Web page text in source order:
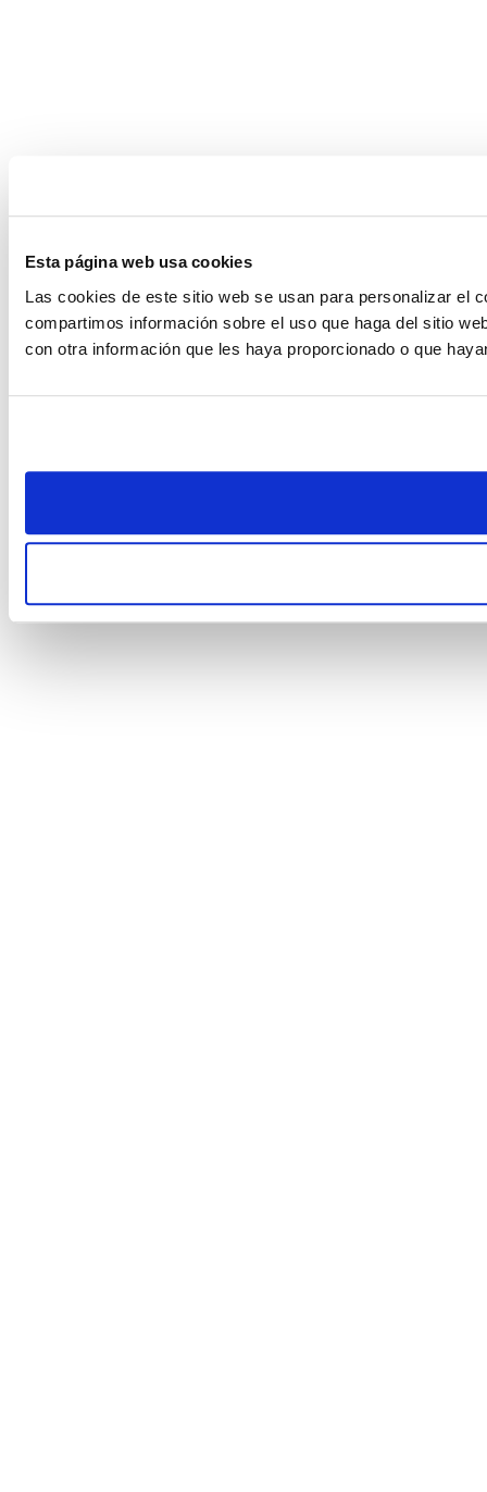
Esta página web usa cookies
Las cookies de este sitio web se usan para personalizar el
compartimos información sobre el uso que haga del sitio
con otra información que les haya proporcionado o que